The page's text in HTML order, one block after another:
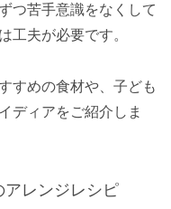
つ苦手意識をなくして
工夫が必要です。
すめの食材や、子ども
ディアをご紹介しま
アレンジレシピ